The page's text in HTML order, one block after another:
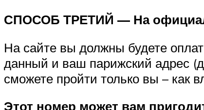
СПОСОБ ТРЕТИЙ — На
На сайте вы должны будете
данный и ваш парижский адрес
сможете пройти только вы – как
Этот номер может вам